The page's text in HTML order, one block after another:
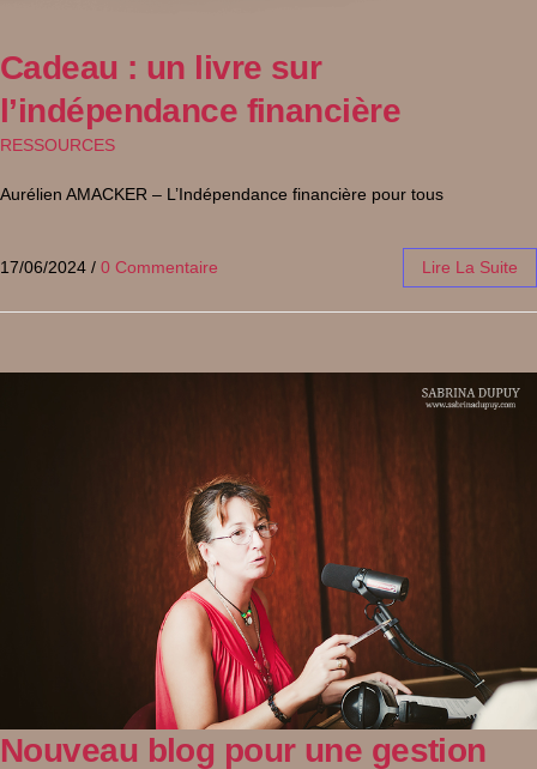
Cadeau : un livre sur
l’indépendance financière
RESSOURCES
Aurélien AMACKER – L’Indépendance financière pour tous
17/06/2024 / 0 Commentaire Lire La Suite
Nouveau blog pour une gestion